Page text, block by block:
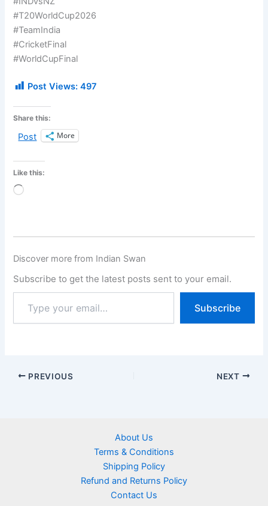
#T20WorldCup2026
#TeamIndia
#CricketFinal
#WorldCupFinal
Post Views: 497
Share this:
Post More
Like this:
Loading…
Discover more from Indian Swan
Subscribe to get the latest posts sent to your email.
Subscribe
PREVIOUS NEXT
About Us
Terms & Conditions
Shipping Policy
Refund and Returns Policy
Contact Us